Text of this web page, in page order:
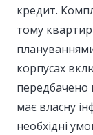
кредит.
тому
корпусах
передбачено
має власну
необхідні